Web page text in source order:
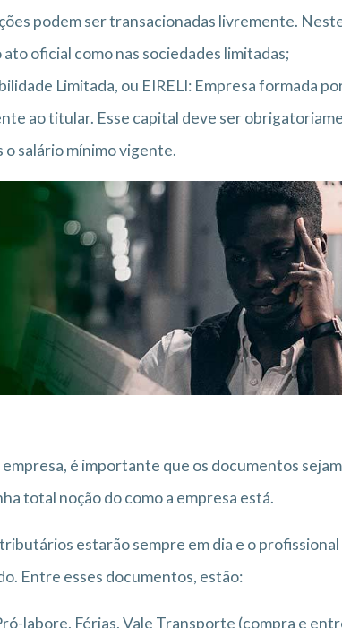
podem ser transacionadas livremente.
oficial como nas sociedades limitadas;
Limitada, ou EIRELI: Empresa formada
ao titular. Esse capital deve ser
salário mínimo vigente.
empresa, é importante que os documentos
total noção do como a empresa está.
estarão sempre em dia e o
Entre esses documentos, estão:
labore, Férias, Vale Transporte (compra e